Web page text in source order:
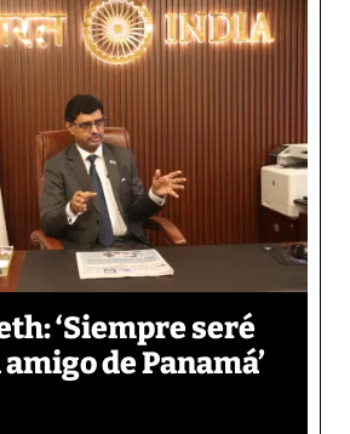
‘Siempre seré
de Panamá’